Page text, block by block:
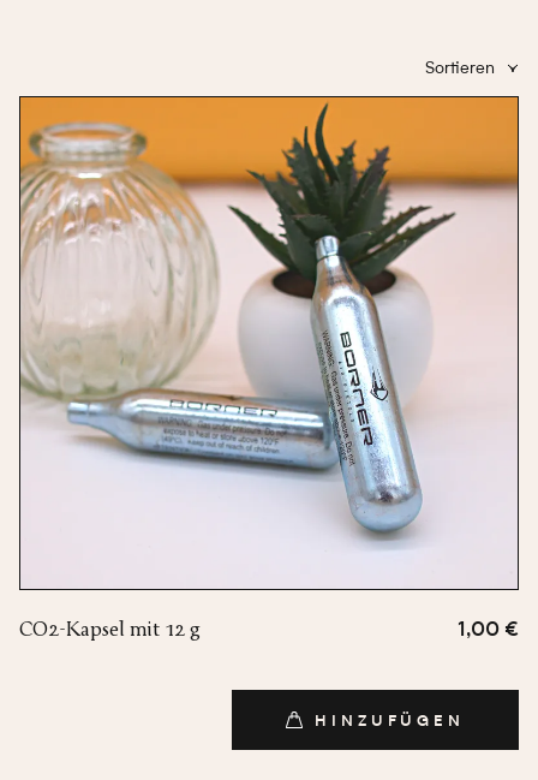
Sortieren
CO2-Kapsel mit 12 g 1,00 €
HINZUFÜGEN